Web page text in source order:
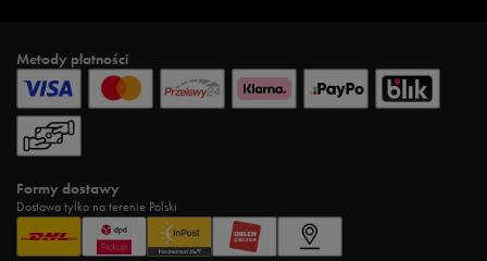
Metody płatności
Formy dostawy
Dostawa tylko na terenie Polski